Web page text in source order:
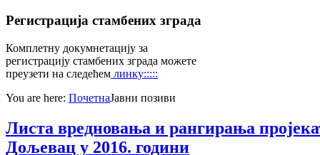
Регистрација стамбених зграда
Комплетну докумнетацију за
регистрацију стамбених зграда можете
преузети на следећем линку:::::
You are here: ПочетнаЈавни позиви
Листа вредновања и рангирања
Дољевац у 2016. години